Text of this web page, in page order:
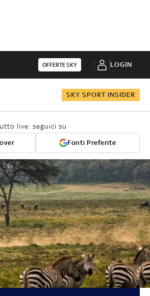
OFFERTE SKY LOGIN
SKY SPORT INSIDER
live: seguici su
Fonti Preferite